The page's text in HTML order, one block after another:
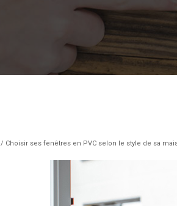
/ Choisir ses fenêtres en PVC selon le style de sa